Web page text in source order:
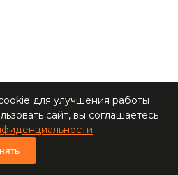
Накладки для
для улучшения работы
сайт, вы соглашаетесь
.